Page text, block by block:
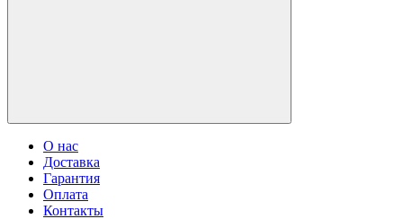
О нас
Доставка
Гарантия
Оплата
Контакты